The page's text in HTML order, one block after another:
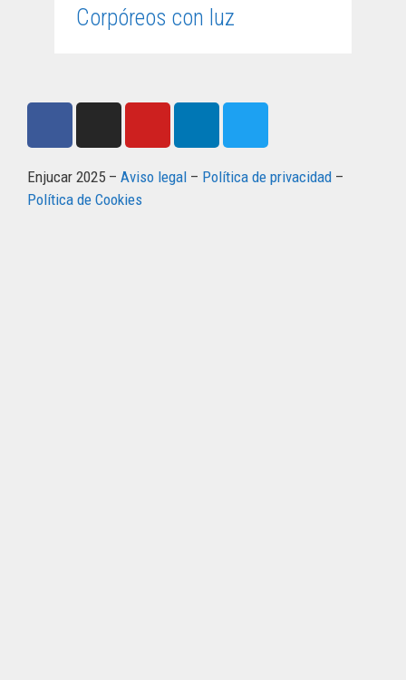
Corpóreos con luz
Enjucar 2025 – Aviso legal – Política de privacidad –
Política de Cookies